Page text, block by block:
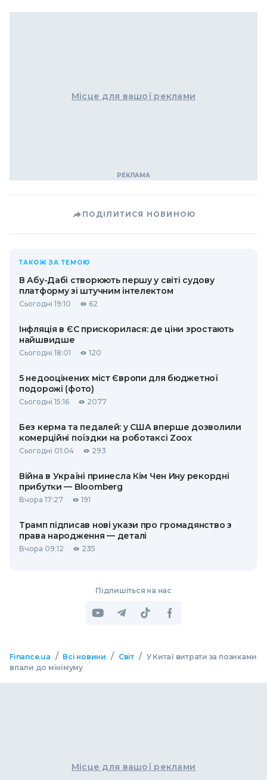
Місце для вашої реклами
ПОДІЛИТИСЯ НОВИНОЮ
ТАКОЖ ЗА ТЕМОЮ
В Абу-Дабі створюють першу у світі судову
платформу зі штучним інтелектом
Сьогодні 19:10 62
Інфляція в ЄС прискорилася: де ціни зростають
найшвидше
Сьогодні 18:01 120
5 недооцінених міст Європи для бюджетної
подорожі (фото)
Сьогодні 15:16 2077
Без керма та педалей: у США вперше дозволили
комерційні поїздки на роботаксі Zoox
Сьогодні 01:04 293
Війна в Україні принесла Кім Чен Ину рекордні
прибутки — Bloomberg
Вчора 17:27 191
Трамп підписав нові укази про громадянство з
права народження — деталі
Вчора 09:12 235
Підпишіться на нас
Finance.ua / Всі новини / Світ / У Китаї витрати за позиками
впали до мінімуму
Місце для вашої реклами